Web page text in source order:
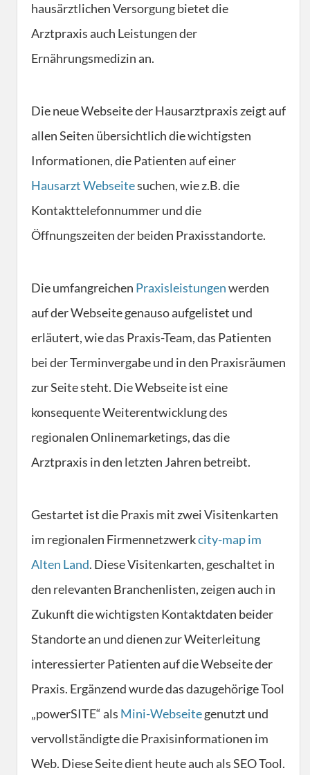
hausärztlichen Versorgung bietet die
Arztpraxis auch Leistungen der
Ernährungsmedizin an.
Die neue Webseite der Hausarztpraxis zeigt auf
allen Seiten übersichtlich die wichtigsten
Informationen, die Patienten auf einer
Hausarzt Webseitesuchen, wie z.B. die
Kontakttelefonnummer und die
Öffnungszeiten der beiden Praxisstandorte.
Die umfangreichen Praxisleistungenwerden
auf der Webseite genauso aufgelistet und
erläutert, wie das Praxis-Team, das Patienten
bei der Terminvergabe und in den Praxisräumen
zur Seite steht. Die Webseite ist eine
konsequente Weiterentwicklung des
regionalen Onlinemarketings, das die
Arztpraxis in den letzten Jahren betreibt.
Gestartet ist die Praxis mit zwei Visitenkarten
im regionalen Firmennetzwerkcity-map im
Alten Land. Diese Visitenkarten, geschaltet in
den relevanten Branchenlisten, zeigen auch in
Zukunft die wichtigsten Kontaktdaten beider
Standorte an und dienen zur Weiterleitung
interessierter Patienten auf die Webseite der
Praxis. Ergänzend wurde das dazugehörige Tool
„powerSITE“ als Mini-Webseitegenutzt und
vervollständigte die Praxisinformationen im
Web. Diese Seite dient heute auch als SEO Tool.